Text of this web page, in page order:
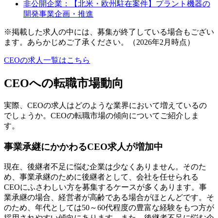
非公開企業：【北米・欧州駐在案件】プラント機器の
開発事業企画・推進
※掲載した求人の中には、募集が終了している場合もござい
ます。あらかじめご了承ください。（2026年2月時点）
CEOの求人一覧はこちら
CEOへの転職市場動向
実際、CEOの求人はどのような業界において増えているの
でしょうか。CEOの転職市場の傾向についてご紹介しま
す。
事業承継にかかわるCEO求人が増加中
現在、後継者不足に悩む企業は少なくありません。そのた
め、事業承継のために後継者として、会社を任せられる
CEOにふさわしい方を募集するケースが多くあります。事
業承継の場合、経営者が高齢である場合がほとんどです。そ
のため、年代としては50～60代程度の豊富な経験をもつ方が